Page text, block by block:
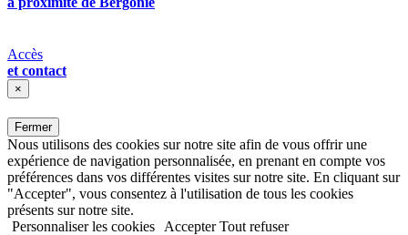
Accès
et contact
×
Fermer
Nous utilisons des cookies sur notre site afin de vous offrir une
expérience de navigation personnalisée, en prenant en compte vos
préférences dans vos différentes visites sur notre site. En cliquant sur
"Accepter", vous consentez à l'utilisation de tous les cookies
présents sur notre site.
Personnaliser les cookies
Accepter Tout refuser